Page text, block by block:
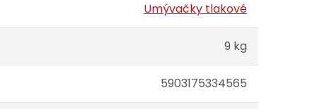
Umývačky tlakové
9 kg
5903175334565